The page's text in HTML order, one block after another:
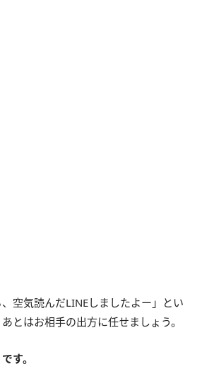
、空気読んだLINEしましたよー」とい
とはお相手の出方に任せましょう。
す。